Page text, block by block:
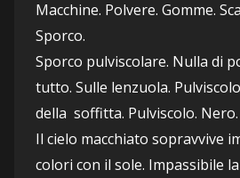
Macchine. Polvere. Gomme.
Sporco.
Sporco pulviscolare. Nulla di
tutto. Sulle lenzuola.
della  soffitta. Pulviscolo.
Il cielo macchiato sopravvive
colori con il sole. Impassibile